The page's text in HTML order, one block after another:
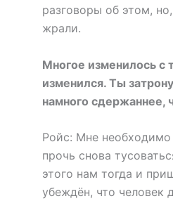
разговоры об этом,
жрали.
Многое изменилось с
изменился. Ты
намного сдержаннее,
Ройс: Мне
прочь снова
этого нам тогда и
убеждён, что человек